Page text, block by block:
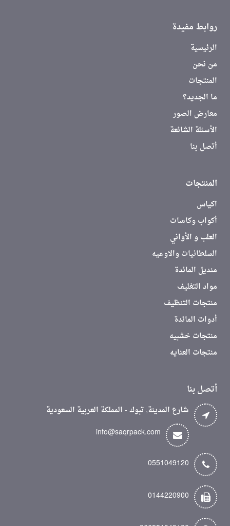
روابط مفيدة
الرئيسية
من نحن
المنتجات
ما الجديد؟
معارض الصور
الأسئلة الشائعة
أتصل بنا
المنتجات
اكياس
أكواب وكاسات
العلب و الأواني
السلطانيات والاوعيه
منديل المائدة
مواد التغليف
منتجات التنظيف
أدوات المائدة
منتجات خشبيه
منتجات العنايه
أتصل بنا
شارع المدينة, تبوك - المملكة العربية السعودية
info@saqrpack.com
0551049120
0144220900